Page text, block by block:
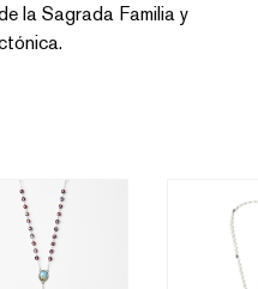
la Sagrada Familia y